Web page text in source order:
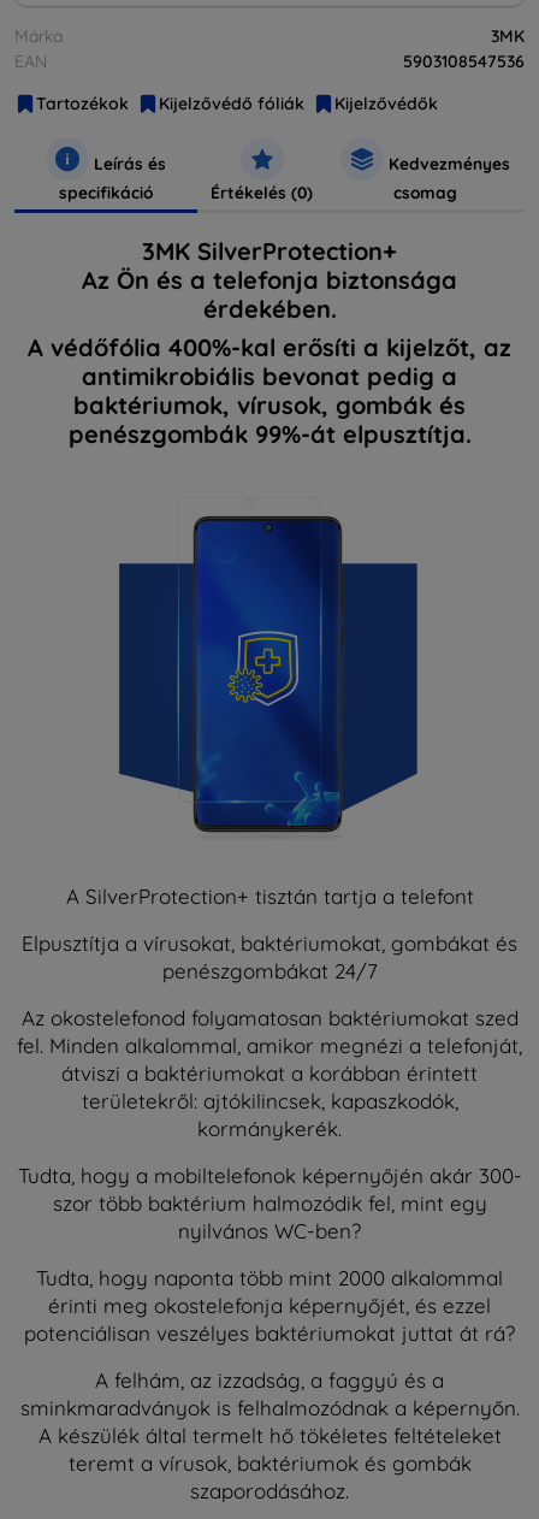
Márka
3MK
EAN
5903108547536
Tartozékok
Kijelzővédő fóliák Kijelzővédők
Leírás és
specifikáció
Értékelés (0)
Kedvezményes
csomag
3MK SilverProtection+
Az Ön és a telefonja biztonsága
érdekében.
A védőfólia 400%-kal erősíti a kijelzőt, az
antimikrobiális bevonat pedig a
baktériumok, vírusok, gombák és
penészgombák 99%-át elpusztítja.
A SilverProtection+ tisztán tartja a telefont
Elpusztítja a vírusokat, baktériumokat, gombákat és
penészgombákat 24/7
Az okostelefonod folyamatosan baktériumokat szed
fel. Minden alkalommal, amikor megnézi a telefonját,
átviszi a baktériumokat a korábban érintett
területekről: ajtókilincsek, kapaszkodók,
kormánykerék.
Tudta, hogy a mobiltelefonok képernyőjén akár 300-
szor több baktérium halmozódik fel, mint egy
nyilvános WC-ben?
Tudta, hogy naponta több mint 2000 alkalommal
érinti meg okostelefonja képernyőjét, és ezzel
potenciálisan veszélyes baktériumokat juttat át rá?
A felhám, az izzadság, a faggyú és a
sminkmaradványok is felhalmozódnak a képernyőn.
A készülék által termelt hő tökéletes feltételeket
teremt a vírusok, baktériumok és gombák
szaporodásához.